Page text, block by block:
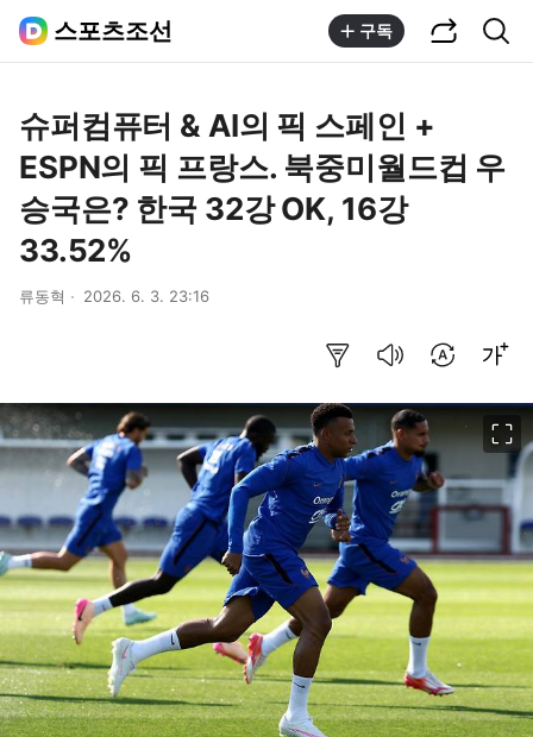
스포츠조선 구독
슈퍼컴퓨터 & AI의 픽 스페인 +
ESPN의 픽 프랑스. 북중미월드컵 우
승국은? 한국 32강 OK, 16강
33.52%
류동혁 2026. 6. 3. 23:16